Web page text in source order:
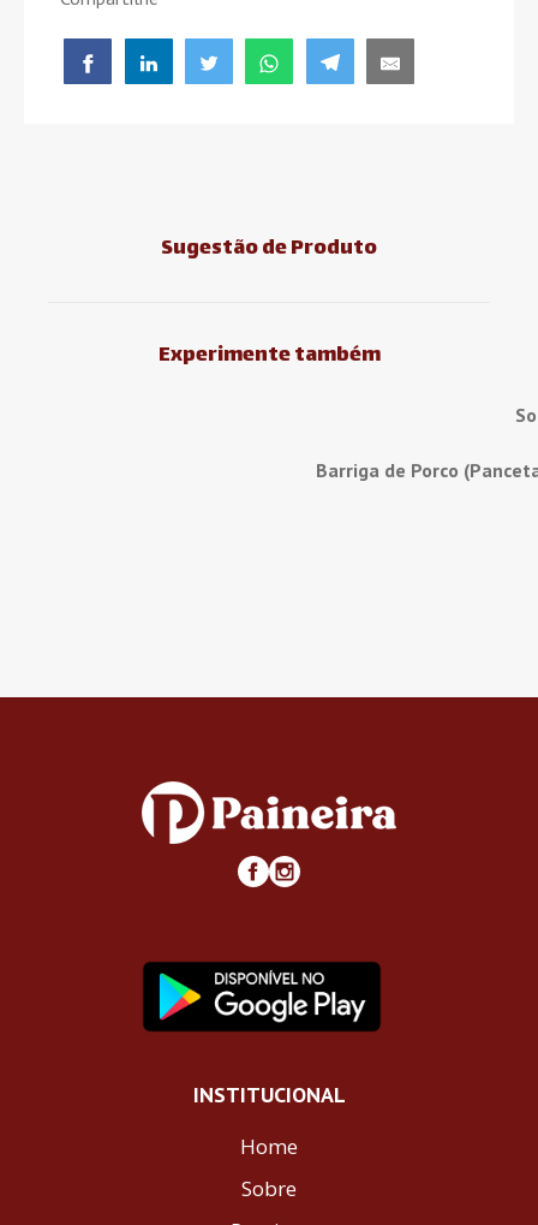
Sugestão de Produto
Experimente também
Barriga de Porco
INSTITUCIONAL
Home
Sobre